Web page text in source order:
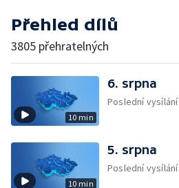
Přehled dílů
3805 přehratelných
10 min
6. srpna
Poslední vysílání
10 min
5. srpna
Poslední vysílání